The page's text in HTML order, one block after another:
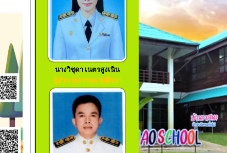
นางวิชุดา เนตรสูงเนิน
ผู้อำนวยการสถานศึกษา